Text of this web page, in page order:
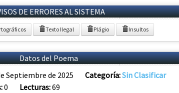
DE ERRORES AL SISTEMA
Texto Ilegal Plágio Insultos
Datos del Poema
Septiembre de 2025 Categoría:Sin Clasificar
0 Lecturas:69